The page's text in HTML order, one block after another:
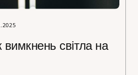
вимкнень світла на